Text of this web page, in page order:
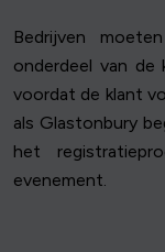
Bedrijven
onderdeel van de
voordat de klant
als Glastonbury
het
evenement.